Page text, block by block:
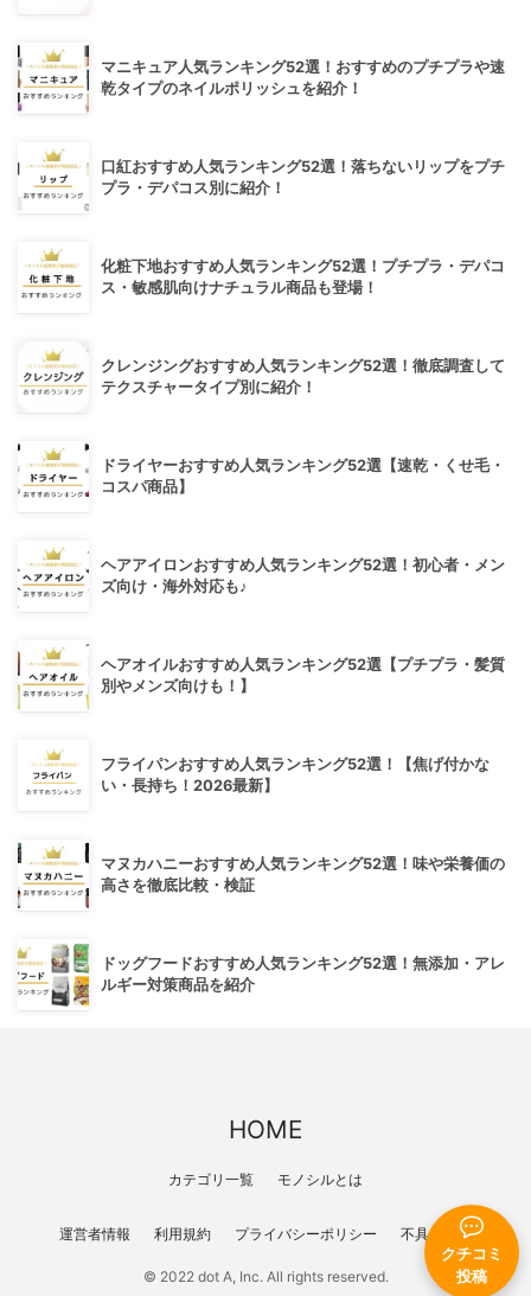
クチコミ
投稿
マニキュア人気ランキング52選！おすすめのプチプラや速
乾タイプのネイルポリッシュを紹介！
口紅おすすめ人気ランキング52選！落ちないリップをプチ
プラ・デパコス別に紹介！
化粧下地おすすめ人気ランキング52選！プチプラ・デパコ
ス・敏感肌向けナチュラル商品も登場！
クレンジングおすすめ人気ランキング52選！徹底調査して
テクスチャータイプ別に紹介！
ドライヤーおすすめ人気ランキング52選【速乾・くせ毛・
コスパ商品】
ヘアアイロンおすすめ人気ランキング52選！初心者・メン
ズ向け・海外対応も♪
ヘアオイルおすすめ人気ランキング52選【プチプラ・髪質
別やメンズ向けも！】
フライパンおすすめ人気ランキング52選！【焦げ付かな
い・長持ち！2026最新】
マヌカハニーおすすめ人気ランキング52選！味や栄養価の
高さを徹底比較・検証
ドッグフードおすすめ人気ランキング52選！無添加・アレ
ルギー対策商品を紹介
HOME
カテゴリ一覧 モノシルとは
運営者情報 利用規約 プライバシーポリシー 不具合報告
© 2022 dot A, Inc. All rights reserved.